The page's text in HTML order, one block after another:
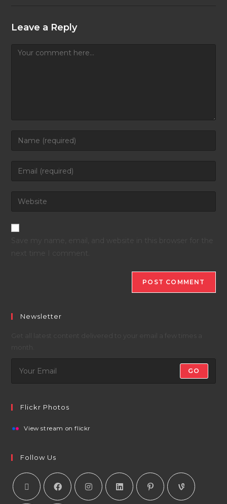
Leave a Reply
Save my name, email, and website in this browser for the
next time I comment.
Newsletter
GO
Flickr Photos
View stream on flickr
Follow Us